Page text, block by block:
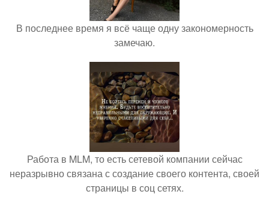
В последнее время я всё чаще одну закономерность
замечаю.
Работа в MLM, то есть сетевой компании сейчас
неразрывно связана с создание своего контента, своей
страницы в соц сетях.